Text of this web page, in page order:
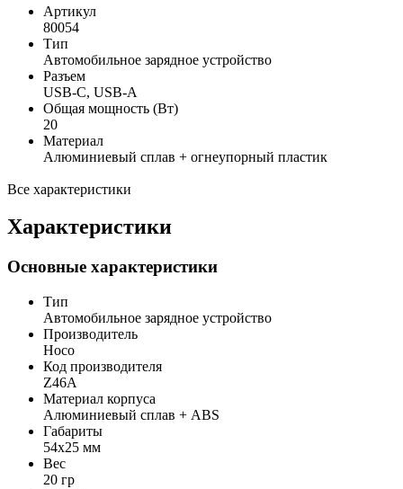
Артикул
80054
Тип
Автомобильное зарядное устройство
Разъем
USB-C, USB-A
Общая мощность (Вт)
20
Материал
Алюминиевый сплав + огнеупорный пластик
Все характеристики
Характеристики
Основные характеристики
Тип
Автомобильное зарядное устройство
Производитель
Hoco
Код производителя
Z46A
Материал корпуса
Алюминиевый сплав + ABS
Габариты
54x25 мм
Вес
20 гр